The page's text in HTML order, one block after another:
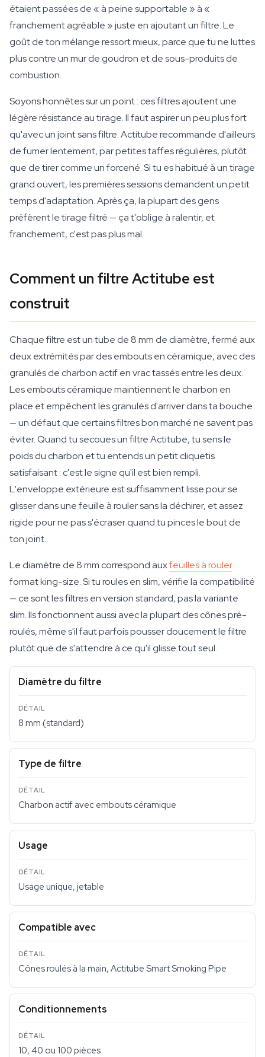
étaient passées de « à peine supportable » à «
franchement agréable » juste en ajoutant un filtre. Le
goût de ton mélange ressort mieux, parce que tu ne luttes
plus contre un mur de goudron et de sous-produits de
combustion.
Soyons honnêtes sur un point : ces filtres ajoutent une
légère résistance au tirage. Il faut aspirer un peu plus fort
qu'avec un joint sans filtre. Actitube recommande d'ailleurs
de fumer lentement, par petites taffes régulières, plutôt
que de tirer comme un forcené. Si tu es habitué à un tirage
grand ouvert, les premières sessions demandent un petit
temps d'adaptation. Après ça, la plupart des gens
préfèrent le tirage filtré — ça t'oblige à ralentir, et
franchement, c'est pas plus mal.
Comment un filtre Actitube est
construit
Chaque filtre est un tube de 8 mm de diamètre, fermé aux
deux extrémités par des embouts en céramique, avec des
granulés de charbon actif en vrac tassés entre les deux.
Les embouts céramique maintiennent le charbon en
place et empêchent les granulés d'arriver dans ta bouche
— un défaut que certains filtres bon marché ne savent pas
éviter. Quand tu secoues un filtre Actitube, tu sens le
poids du charbon et tu entends un petit cliquetis
satisfaisant : c'est le signe qu'il est bien rempli.
L'enveloppe extérieure est suffisamment lisse pour se
glisser dans une feuille à rouler sans la déchirer, et assez
rigide pour ne pas s'écraser quand tu pinces le bout de
ton joint.
Le diamètre de 8 mm correspond auxfeuilles à rouler
format king-size. Si tu roules en slim, vérifie la compatibilité
— ce sont les filtres en version standard, pas la variante
slim. Ils fonctionnent aussi avec la plupart des cônes pré-
roulés, même s'il faut parfois pousser doucement le filtre
plutôt que de s'attendre à ce qu'il glisse tout seul.
Diamètre du filtre
8 mm (standard)
Type de filtre
Charbon actif avec embouts céramique
Usage
Usage unique, jetable
Compatible avec
Cônes roulés à la main, Actitube Smart Smoking Pipe
Conditionnements
10, 40 ou 100 pièces